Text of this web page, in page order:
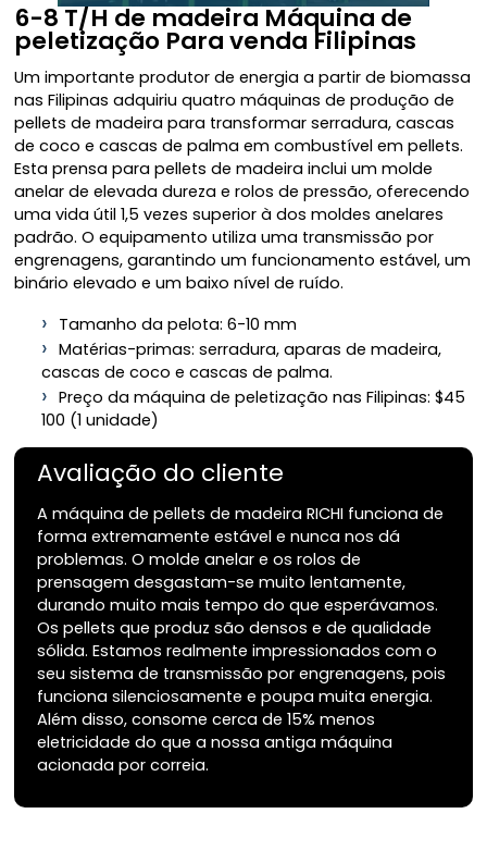
6-8 T/H de madeira Máquina de
peletização Para venda Filipinas
Um importante produtor de energia a partir de biomassa
nas Filipinas adquiriu quatro máquinas de produção de
pellets de madeira para transformar serradura, cascas
de coco e cascas de palma em combustível em pellets.
Esta prensa para pellets de madeira inclui um molde
anelar de elevada dureza e rolos de pressão, oferecendo
uma vida útil 1,5 vezes superior à dos moldes anelares
padrão. O equipamento utiliza uma transmissão por
engrenagens, garantindo um funcionamento estável, um
binário elevado e um baixo nível de ruído.
Tamanho da pelota: 6-10 mm
Matérias-primas: serradura, aparas de madeira,
cascas de coco e cascas de palma.
Preço da máquina de peletização nas Filipinas: $45
100 (1 unidade)
Avaliação do cliente
A máquina de pellets de madeira RICHI funciona de
forma extremamente estável e nunca nos dá
problemas. O molde anelar e os rolos de
prensagem desgastam-se muito lentamente,
durando muito mais tempo do que esperávamos.
Os pellets que produz são densos e de qualidade
sólida. Estamos realmente impressionados com o
seu sistema de transmissão por engrenagens, pois
funciona silenciosamente e poupa muita energia.
Além disso, consome cerca de 15% menos
eletricidade do que a nossa antiga máquina
acionada por correia.